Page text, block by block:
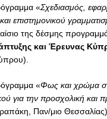
«Σχεδιασμός,
επιστημονικού
της δέσμης
και Έρευνας
«Φως και χρώμα
για την προσχολική και
Παν/μιο